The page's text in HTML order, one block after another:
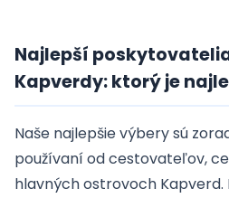
Najlepší
Kapverdy: ktorý je
Naše najlepšie výbery sú
používaní od cestovateľov,
hlavných ostrovoch Kapverd.